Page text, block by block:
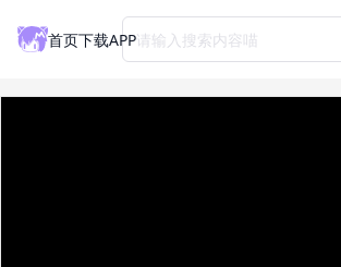
首页下载APP请输入搜索内容喵